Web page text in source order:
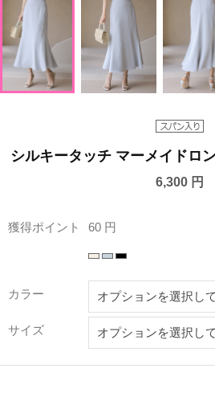
シルキータッチ マーメイドロ
6,300 円
獲得ポイント 60 円
カラー
サイズ